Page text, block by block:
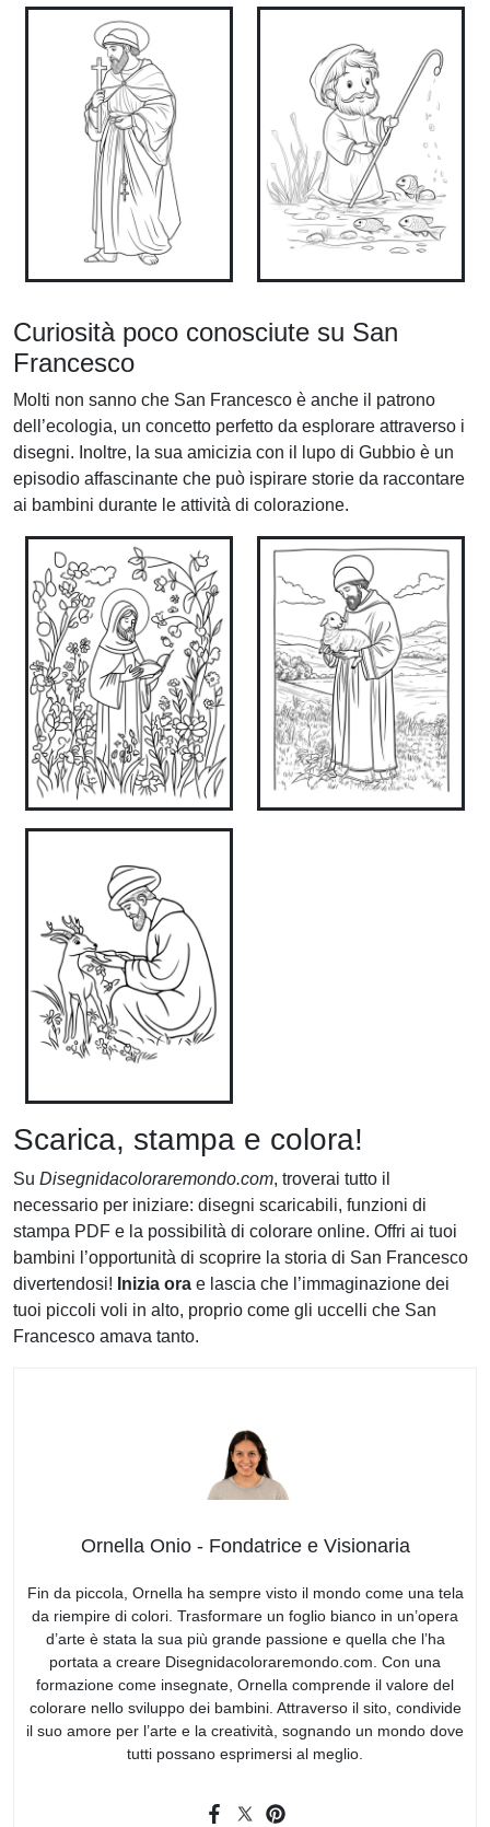
Curiosità poco conosciute su San
Francesco
Molti non sanno che San Francesco è anche il patrono
dell’ecologia, un concetto perfetto da esplorare attraverso i
disegni. Inoltre, la sua amicizia con il lupo di Gubbio è un
episodio affascinante che può ispirare storie da raccontare
ai bambini durante le attività di colorazione.
Scarica, stampa e colora!
Su Disegnidacoloraremondo.com, troverai tutto il
necessario per iniziare: disegni scaricabili, funzioni di
stampa PDF e la possibilità di colorare online. Offri ai tuoi
bambini l’opportunità di scoprire la storia di San Francesco
divertendosi! Inizia ora e lascia che l’immaginazione dei
tuoi piccoli voli in alto, proprio come gli uccelli che San
Francesco amava tanto.
Ornella Onio - Fondatrice e Visionaria
Fin da piccola, Ornella ha sempre visto il mondo come una tela
da riempire di colori. Trasformare un foglio bianco in un’opera
d’arte è stata la sua più grande passione e quella che l’ha
portata a creare Disegnidacoloraremondo.com. Con una
formazione come insegnate, Ornella comprende il valore del
colorare nello sviluppo dei bambini. Attraverso il sito, condivide
il suo amore per l’arte e la creatività, sognando un mondo dove
tutti possano esprimersi al meglio.